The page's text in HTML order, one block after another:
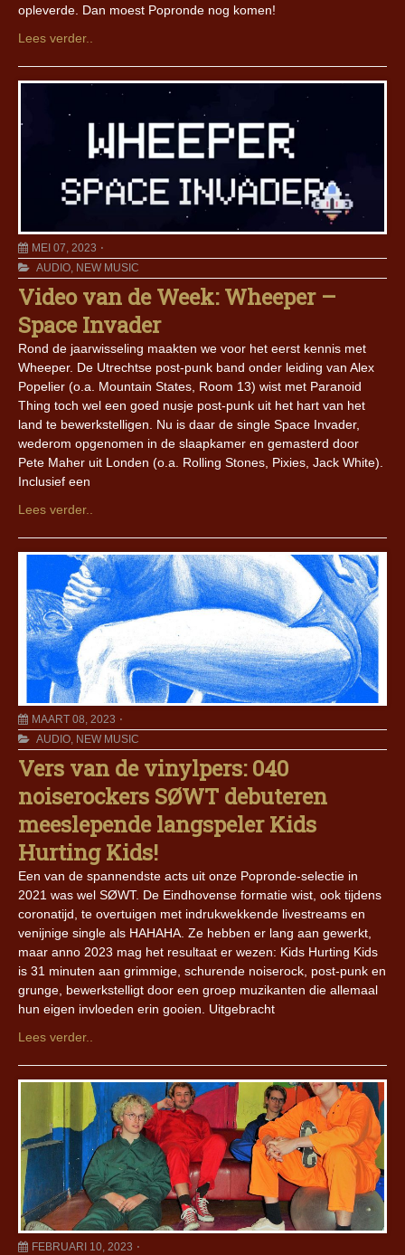
opleverde. Dan moest Popronde nog komen!
Lees verder..
MEI 07, 2023
AUDIO, NEW MUSIC
Video van de Week: Wheeper –
Space Invader
Rond de jaarwisseling maakten we voor het eerst kennis met
Wheeper. De Utrechtse post-punk band onder leiding van Alex
Popelier (o.a. Mountain States, Room 13) wist met Paranoid
Thing toch wel een goed nusje post-punk uit het hart van het
land te bewerkstelligen. Nu is daar de single Space Invader,
wederom opgenomen in de slaapkamer en gemasterd door
Pete Maher uit Londen (o.a. Rolling Stones, Pixies, Jack White).
Inclusief een
Lees verder..
MAART 08, 2023
AUDIO, NEW MUSIC
Vers van de vinylpers: 040
noiserockers SØWT debuteren
meeslepende langspeler Kids
Hurting Kids!
Een van de spannendste acts uit onze Popronde-selectie in
2021 was wel SØWT. De Eindhovense formatie wist, ook tijdens
coronatijd, te overtuigen met indrukwekkende livestreams en
venijnige single als HAHAHA. Ze hebben er lang aan gewerkt,
maar anno 2023 mag het resultaat er wezen: Kids Hurting Kids
is 31 minuten aan grimmige, schurende noiserock, post-punk en
grunge, bewerkstelligt door een groep muzikanten die allemaal
hun eigen invloeden erin gooien. Uitgebracht
Lees verder..
FEBRUARI 10, 2023